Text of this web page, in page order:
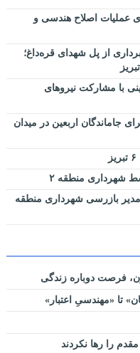
عملیات اصلاح هندسی و
از پل شهدای قره‌داغ؛
با مشارکت نیروهای
منطقه ۳ تبریز برای جاماندگان اربعین در میدان
شهرداری منطقه ۲
بازرسی شهرداری منطقه
فرصت دوباره زندگی
تا «مهندسیِ اعتبار»